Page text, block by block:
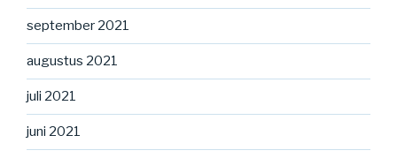
september 2021
augustus 2021
juli 2021
juni 2021